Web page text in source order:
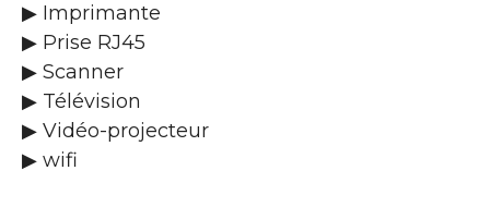
▶ Imprimante
▶ Prise RJ45
▶ Scanner
▶ Télévision
▶ Vidéo-projecteur
▶ wifi